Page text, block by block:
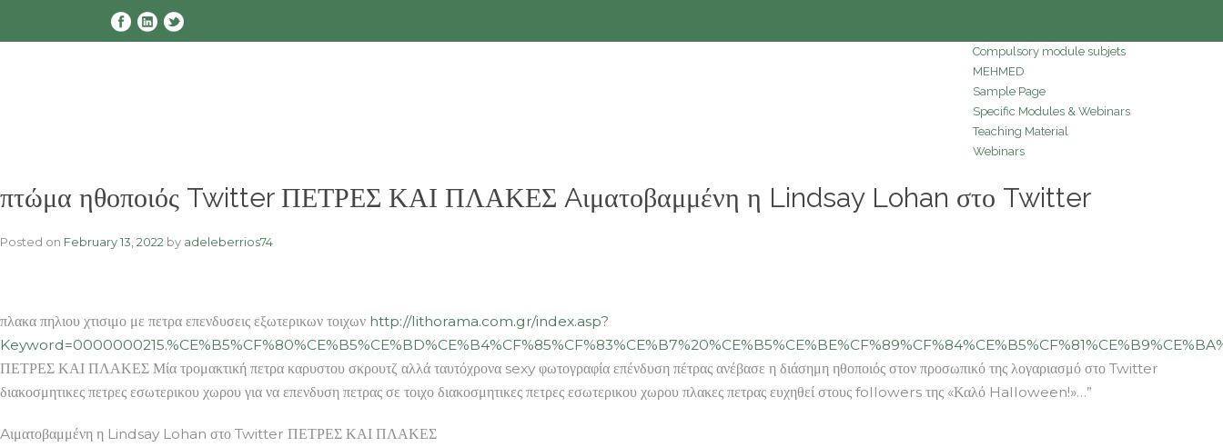
Compulsory module subjets
MEHMED
Sample Page
Specific Modules & Webinars
Teaching Material
Webinars
πτώμα ηθοποιός Twitter ΠΕΤΡΕΣ ΚΑΙ ΠΛΑΚΕΣ Aιματοβαμμένη η Lindsay Lohan στο Twitter
Posted on February 13, 2022 by adeleberrios74
πλακα πηλιου χτισιμο με πετρα επενδυσεις εξωτερικων τοιχων http://lithorama.com.gr/index.asp?
ΠΕΤΡΕΣ ΚΑΙ ΠΛΑΚΕΣ Μία τρομακτική πετρα καρυστου σκρουτζ αλλά ταυτόχρονα sexy φωτογραφία επένδυση πέτρας ανέβασε η διάσημη ηθοποιός στον προσωπικό της λογαριασμό στο Twitter
διακοσμητικες πετρες εσωτερικου χωρου για να επενδυση πετρας σε τοιχο διακοσμητικες πετρες εσωτερικου χωρου πλακες πετρας ευχηθεί στους followers της «Καλό Halloween!»…”
Aιματοβαμμένη η Lindsay Lohan στο Twitter ΠΕΤΡΕΣ ΚΑΙ ΠΛΑΚΕΣ